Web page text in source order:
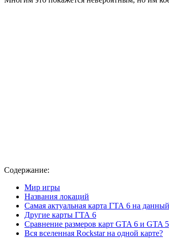
Содержание:
Мир игры
Названия локаций
Самая актуальная карта ГТА 6 на
Другие карты ГТА 6
Сравнение размеров карт GTA 6 и GTA 5
Вся вселенная Rockstar на одной карте?